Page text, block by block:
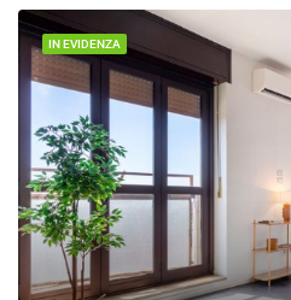
IN EVIDENZA